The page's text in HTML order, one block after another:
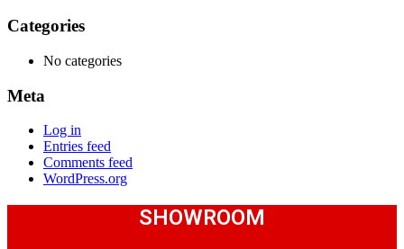
Categories
No categories
Meta
Log in
Entries feed
Comments feed
WordPress.org
SHOWROOM